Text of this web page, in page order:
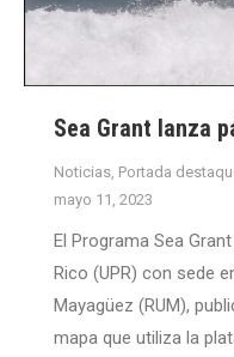
Sea Grant lanza
Noticias Portada
mayo 11, 2023
El Programa Sea
Rico (UPR) con sede
Mayagüez (RUM),
mapa que utiliza la